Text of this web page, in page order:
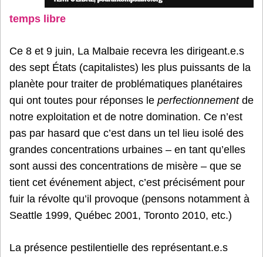
temps libre
Ce 8 et 9 juin, La Malbaie recevra les dirigeant.e.s
des sept États (capitalistes) les plus puissants de la
planète pour traiter de problématiques planétaires
qui ont toutes pour réponses le perfectionnementde
notre exploitation et de notre domination. Ce n’est
pas par hasard que c’est dans un tel lieu isolé des
grandes concentrations urbaines – en tant qu’elles
sont aussi des concentrations de misère – que se
tient cet événement abject, c’est précisément pour
fuir la révolte qu’il provoque (pensons notamment à
Seattle 1999, Québec 2001, Toronto 2010, etc.)
La présence pestilentielle des représentant.e.s